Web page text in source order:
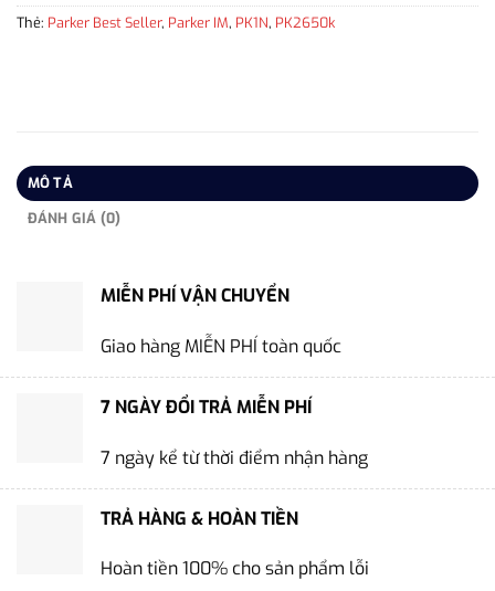
Thẻ: Parker Best Seller, Parker IM, PK1N, PK2650k
MÔ TẢ
ĐÁNH GIÁ (0)
MIỄN PHÍ VẬN CHUYỂN
Giao hàng MIỄN PHÍ toàn quốc
7 NGÀY ĐỔI TRẢ MIỄN PHÍ
7 ngày kể từ thời điểm nhận hàng
TRẢ HÀNG & HOÀN TIỀN
Hoàn tiền 100% cho sản phẩm lỗi